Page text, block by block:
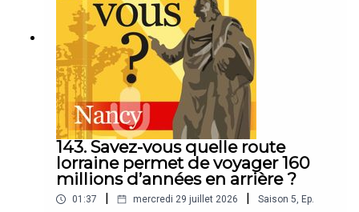
143. Savez-vous quelle route
lorraine permet de voyager 160
millions d’années en arrière ?
01:37 mercredi 29 juillet 2026 Saison 5, Ep.